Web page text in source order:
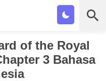
of the Royal
3 Bahasa